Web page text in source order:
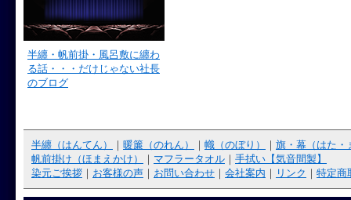
半纏・帆前掛・風呂敷に纏わ
る話・・・だけじゃない社長
のブログ
半纏（はんてん） ｜ 暖簾（のれん） ｜ 幟（のぼり） ｜ 旗・幕（はた・
帆前掛け（ほまえかけ）
｜ マフラータオル ｜ 手拭い【気音間製】
染元ご挨拶 ｜ お客様の声 ｜ お問い合わせ ｜ 会社案内 ｜ リンク ｜ 特定商